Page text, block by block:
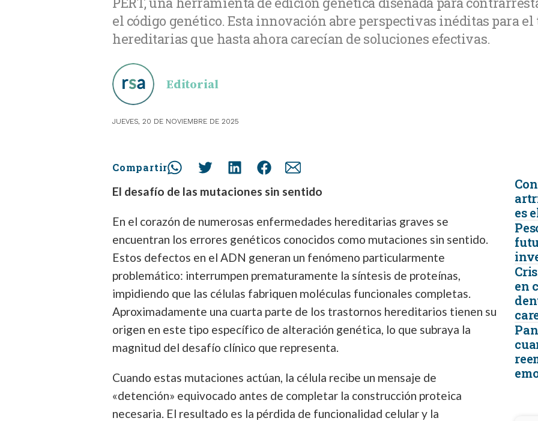
NUTRICIÓN
el código genético. Esta innovación abre perspectivas inéditas para
hereditarias que hasta ahora carecían de soluciones efectivas.
Editorial
JUEVES, 20 DE NOVIEMBRE DE 2025
Compartir
El desafío de las mutaciones sin sentido
En el corazón de numerosas enfermedades hereditarias graves se
encuentran los errores genéticos conocidos como mutaciones sin sentido.
Estos defectos en el ADN generan un fenómeno particularmente
problemático: interrumpen prematuramente la síntesis de proteínas,
impidiendo que las células fabriquen moléculas funcionales completas.
Aproximadamente una cuarta parte de los trastornos hereditarios tienen su
origen en este tipo específico de alteración genética, lo que subraya la
magnitud del desafío clínico que representa.
Cuando estas mutaciones actúan, la célula recibe un mensaje de
«detención» equivocado antes de completar la construcción proteica
necesaria. El resultado es la pérdida de funcionalidad celular y la
es
en